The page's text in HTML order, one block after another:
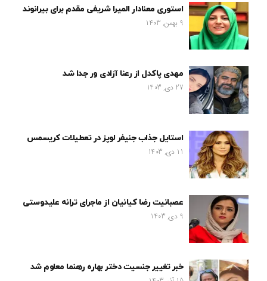
استوری معنادار المیرا شریفی مقدم برای بیرانوند
9 بهمن, 1403
مهدی پاکدل از رعنا آزادی ور جدا شد
27 دی, 1403
استایل جذاب جنیفر لوپز در تعطیلات کریسمس
11 دی, 1403
عصبانیت رضا کیانیان از ماجرای ترانه علیدوستی
9 دی, 1403
خبر تغییر جنسیت دختر بهاره رهنما معلوم شد